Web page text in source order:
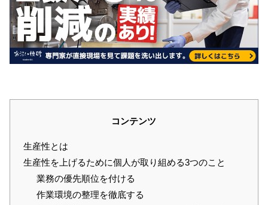
コンテンツ
生産性とは
生産性を上げるために個人が取り組める3つのこと
業務の優先順位を付ける
作業環境の整理を徹底する